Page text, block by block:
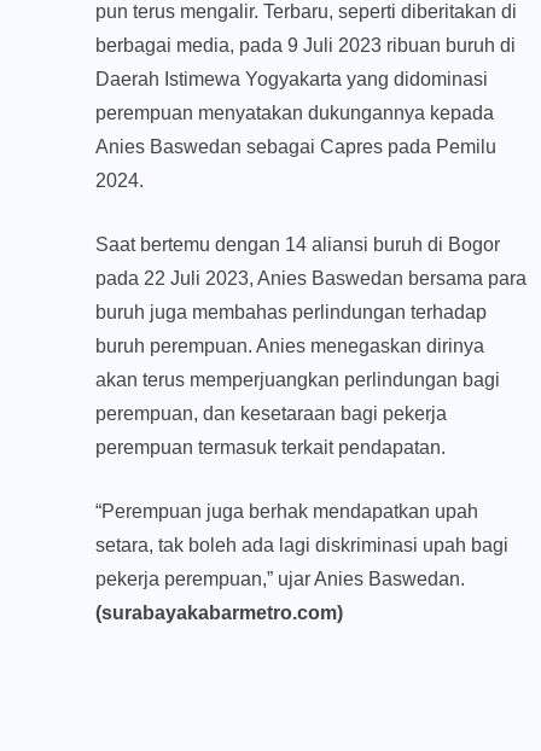
pun terus mengalir. Terbaru, seperti diberitakan di
berbagai media, pada 9 Juli 2023 ribuan buruh di
Daerah Istimewa Yogyakarta yang didominasi
perempuan menyatakan dukungannya kepada
Anies Baswedan sebagai Capres pada Pemilu
2024.
Saat bertemu dengan 14 aliansi buruh di Bogor
pada 22 Juli 2023, Anies Baswedan bersama para
buruh juga membahas perlindungan terhadap
buruh perempuan. Anies menegaskan dirinya
akan terus memperjuangkan perlindungan bagi
perempuan, dan kesetaraan bagi pekerja
perempuan termasuk terkait pendapatan.
“Perempuan juga berhak mendapatkan upah
setara, tak boleh ada lagi diskriminasi upah bagi
pekerja perempuan,” ujar Anies Baswedan.
(surabayakabarmetro.com)